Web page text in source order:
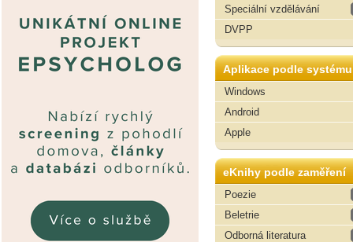
Speciální vzdělávání
DVPP
Aplikace podle systému
Windows
Android
Apple
eKnihy podle zaměření
Poezie
Beletrie
Odborná literatura